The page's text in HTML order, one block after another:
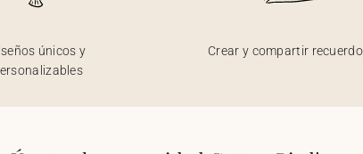
únicos y
Crear y compartir